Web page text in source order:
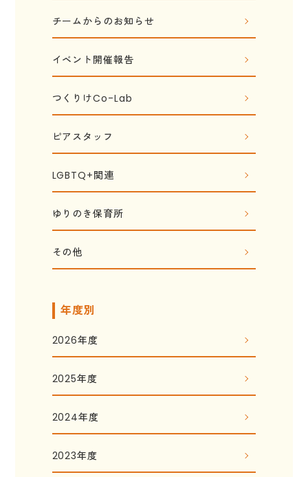
チームからのお知らせ
イベント開催報告
つくりけCo-Lab
ピアスタッフ
LGBTQ+関連
ゆりのき保育所
その他
年度別
2026年度
2025年度
2024年度
2023年度